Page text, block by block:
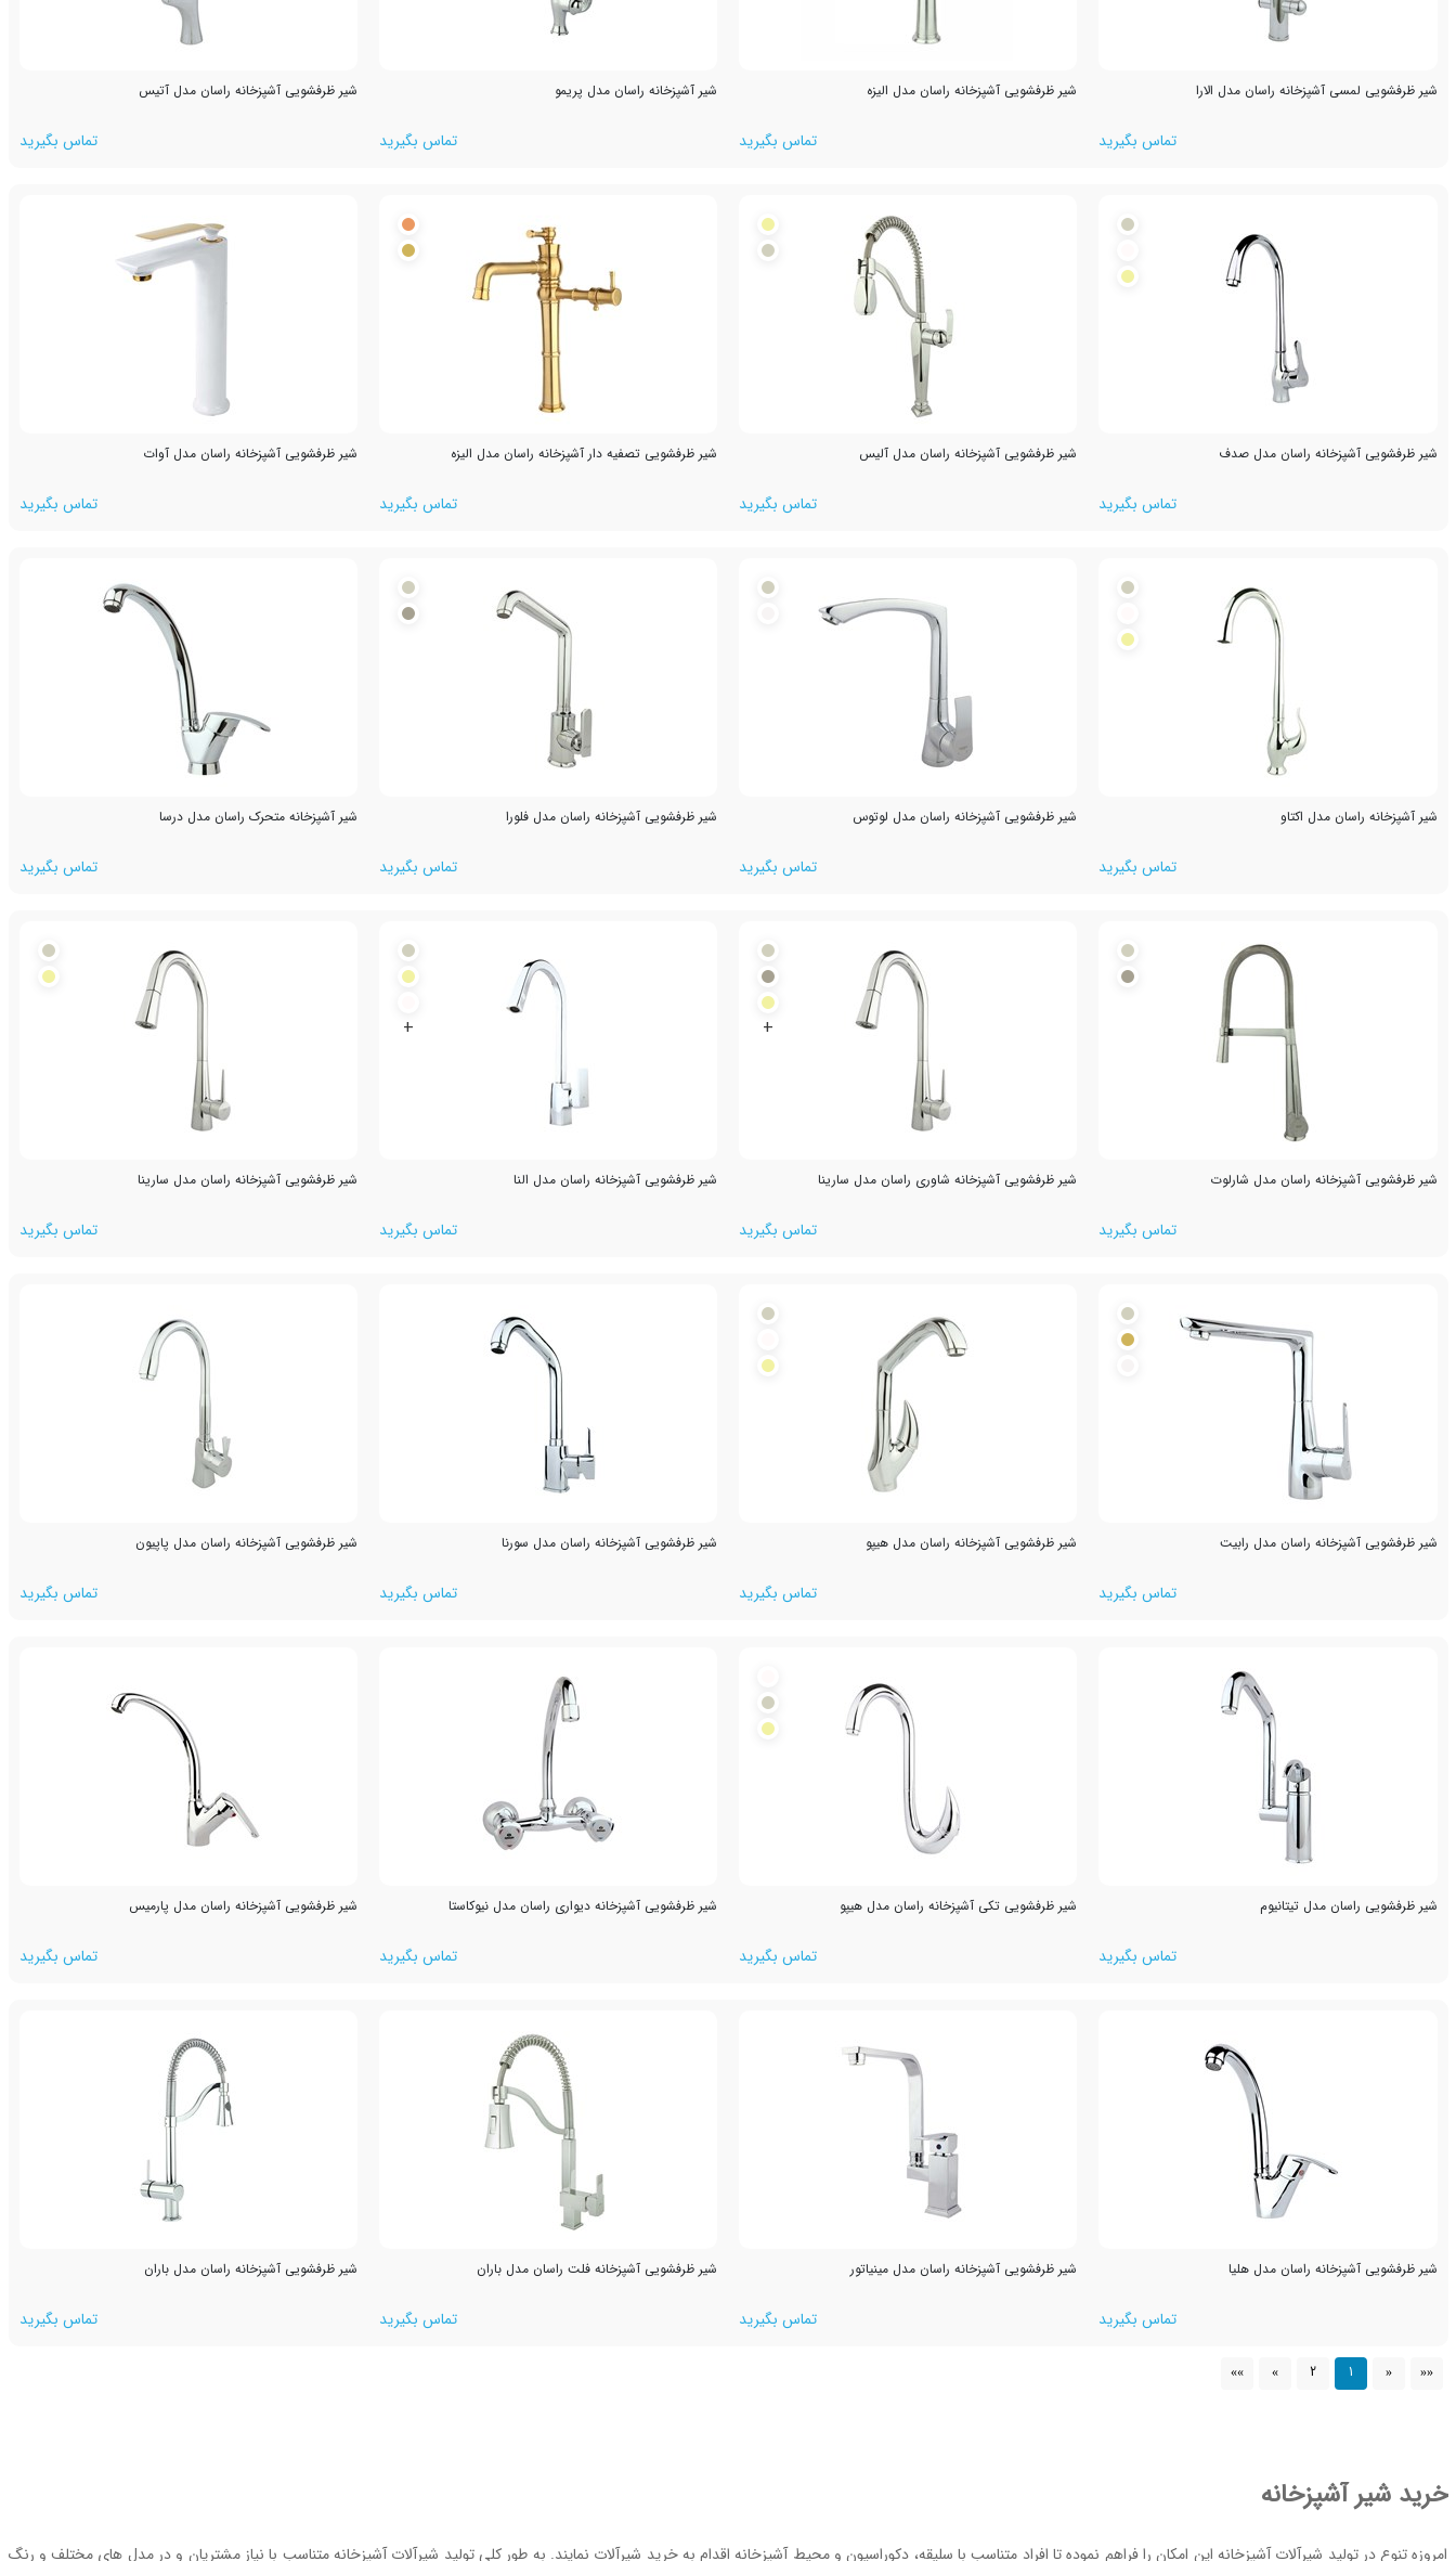
شیر ظرفشویی لمسی آشپزخانه راسان مدل الارا
تماس بگیرید
شیر ظرفشویی آشپزخانه راسان مدل الیزه
تماس بگیرید
شیر آشپزخانه راسان مدل پریمو
تماس بگیرید
شیر ظرفشویی آشپزخانه راسان مدل آتیس
تماس بگیرید
شیر ظرفشویی آشپزخانه راسان مدل صدف
تماس بگیرید
شیر ظرفشویی آشپزخانه راسان مدل آلیس
تماس بگیرید
شیر ظرفشویی تصفیه دار آشپزخانه راسان مدل الیزه
تماس بگیرید
شیر ظرفشویی آشپزخانه راسان مدل آوات
تماس بگیرید
شیر آشپزخانه راسان مدل اکتاو
تماس بگیرید
شیر ظرفشویی آشپزخانه راسان مدل لوتوس
تماس بگیرید
شیر ظرفشویی آشپزخانه راسان مدل فلورا
تماس بگیرید
شیر آشپزخانه متحرک راسان مدل درسا
تماس بگیرید
شیر ظرفشویی آشپزخانه راسان مدل شارلوت
تماس بگیرید
+
شیر ظرفشویی آشپزخانه شاوری راسان مدل سارینا
تماس بگیرید
+
شیر ظرفشویی آشپزخانه راسان مدل النا
تماس بگیرید
شیر ظرفشویی آشپزخانه راسان مدل سارینا
تماس بگیرید
شیر ظرفشویی آشپزخانه راسان مدل رابیت
تماس بگیرید
شیر ظرفشویی آشپزخانه راسان مدل هیپو
تماس بگیرید
شیر ظرفشویی آشپزخانه راسان مدل سورنا
تماس بگیرید
شیر ظرفشویی آشپزخانه راسان مدل پاپیون
تماس بگیرید
شیر ظرفشویی راسان مدل تیتانیوم
تماس بگیرید
شیر ظرفشویی تکی آشپزخانه راسان مدل هیپو
تماس بگیرید
شیر ظرفشویی آشپزخانه دیواری راسان مدل نیوکاستا
تماس بگیرید
شیر ظرفشویی آشپزخانه راسان مدل پارمیس
تماس بگیرید
شیر ظرفشویی آشپزخانه راسان مدل هلیا
تماس بگیرید
شیر ظرفشویی آشپزخانه راسان مدل مینیاتور
تماس بگیرید
شیر ظرفشویی آشپزخانه فلت راسان مدل باران
تماس بگیرید
شیر ظرفشویی آشپزخانه راسان مدل باران
تماس بگیرید
««
«
1
2
»
»»
خرید شیر آشپزخانه
امروزه تنوع در تولید شیرآلات آشپزخانه این امکان را فراهم نموده تا افراد متناسب با سلیقه، دکوراسیون و محیط آشپزخانه اقدام به خرید شیرآلات نمایند. به طور کلی تولید شیرآلات آشپزخانه متناسب با نیاز مشتریان و در مدل های مختلف و رنگ